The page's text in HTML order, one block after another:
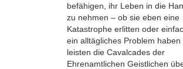
befähigen, ihr Leben in die
zu nehmen – ob sie eben eine
Katastrophe erlitten oder
ein alltägliches Problem haben
leisten die Cavalcades der
Ehrenamtlichen Geistlichen